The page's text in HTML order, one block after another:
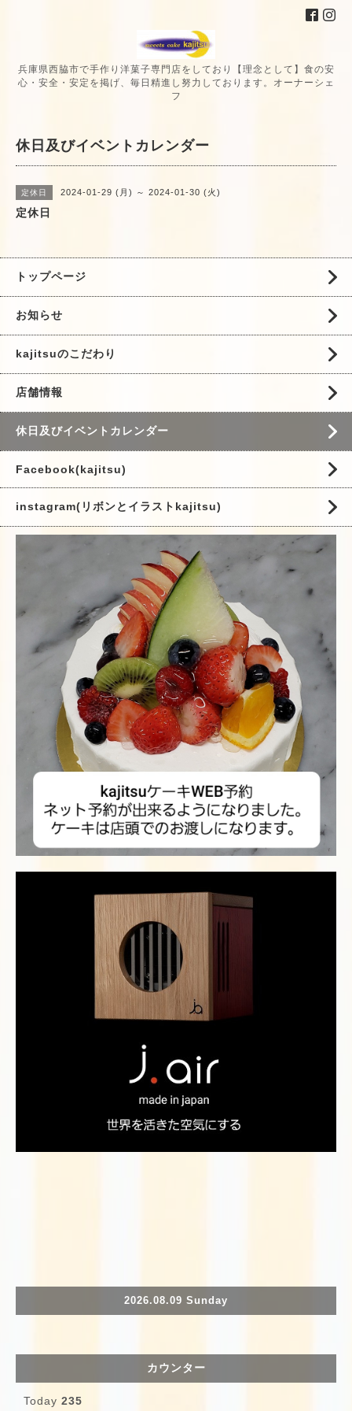
兵庫県西脇市で手作り洋菓子専門店をしており【理念として】食の安
心・安全・安定を掲げ、毎日精進し努力しております。オーナーシェ
フ
休日及びイベントカレンダー
定休日 2024-01-29 (月) ～ 2024-01-30 (火)
定休日
トップページ
お知らせ
kajitsuのこだわり
店舗情報
休日及びイベントカレンダー
Facebook(kajitsu)
instagram(リボンとイラストkajitsu)
2026.08.09 Sunday
カウンター
Today 235